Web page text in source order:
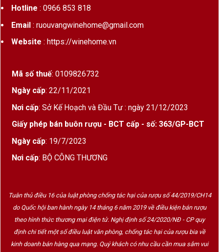
Hotline : 0966 853 818
Email: ruouvangwinehome@gmail.com
Website : https://winehome.vn
Mã số thuế: 0109826732
Ngày cấp: 22/11/2021
Nơi cấp: Sở Kế Hoạch và Đầu Tư : ngày 21/12/2023
Giấy phép bán buôn rượu - BCT cấp - số: 363/GP-BCT
Ngày cấp: 19/7/2023
Nơi cấp: BỘ CÔNG THƯƠNG
Tuân thủ điều 16 của luật phòng chống tác hại của rượu số 44/2019/CH14
do Quốc hội ban hành ngày 14 tháng 6 năm 2019 về điều kiện bán rượu
theo hình thức thương mại điện tử. Nghị định số 24/2020/NĐ - CP quy
định chi tiết một số điều luật văn phòng, chống tác hại của rượu bia về
kinh doanh bán hàng qua mạng. Quý khách có nhu cầu cần mua sắm vui